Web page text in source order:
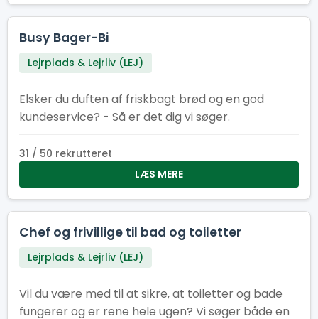
Busy Bager-Bi
Lejrplads & Lejrliv (LEJ)
Elsker du duften af friskbagt brød og en god
kundeservice? - Så er det dig vi søger.
31 / 50 rekrutteret
LÆS MERE
Chef og frivillige til bad og toiletter
Lejrplads & Lejrliv (LEJ)
Vil du være med til at sikre, at toiletter og bade
fungerer og er rene hele ugen? Vi søger både en